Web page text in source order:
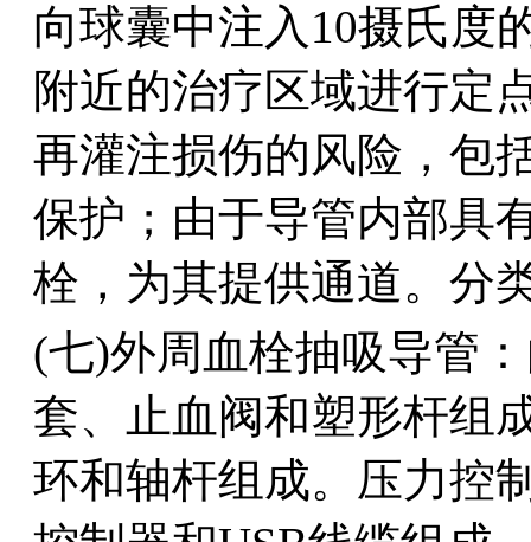
向球囊中注入10摄氏度
附近的治疗区域进行定
再灌注损伤的风险，包
保护；由于导管内部具
栓，为其提供通道。分
(七)外周血栓抽吸导管
套、止血阀和塑形杆组
环和轴杆组成。压力控